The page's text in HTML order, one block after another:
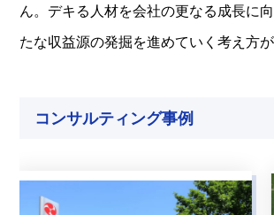
ん。デキる人材を会社の更なる成長に
たな収益源の発掘を進めていく考え方が
コンサルティング事例